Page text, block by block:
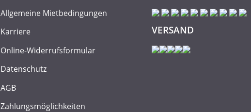
Allgemeine Mietbedingungen
Karriere
Online-Widerrufsformular
Datenschutz
AGB
Zahlungsmöglichkeiten
VERSAND